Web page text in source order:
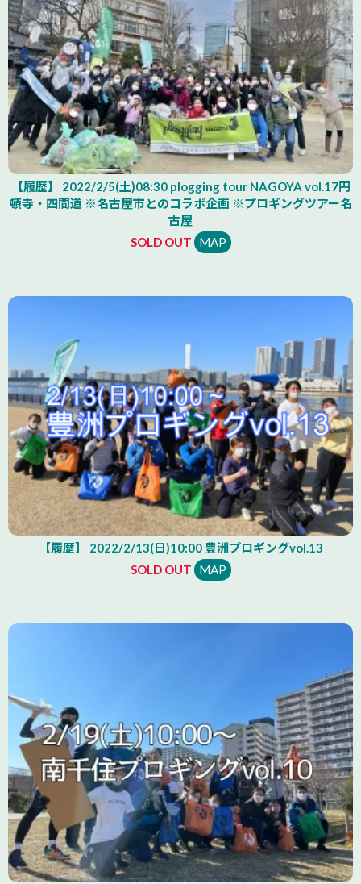
【履歴】 2022/2/5(土)08:30 plogging tour NAGOYA vol.17円
頓寺・四間道 ※名古屋市とのコラボ企画 ※プロギングツアー名
古屋
SOLD OUT
MAP
【履歴】 2022/2/13(日)10:00 豊洲プロギングvol.13
SOLD OUT
MAP